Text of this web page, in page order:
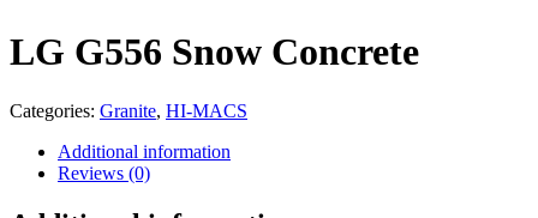
LG G556 Snow Concrete
Categories: Granite, HI-MACS
Additional information
Reviews (0)